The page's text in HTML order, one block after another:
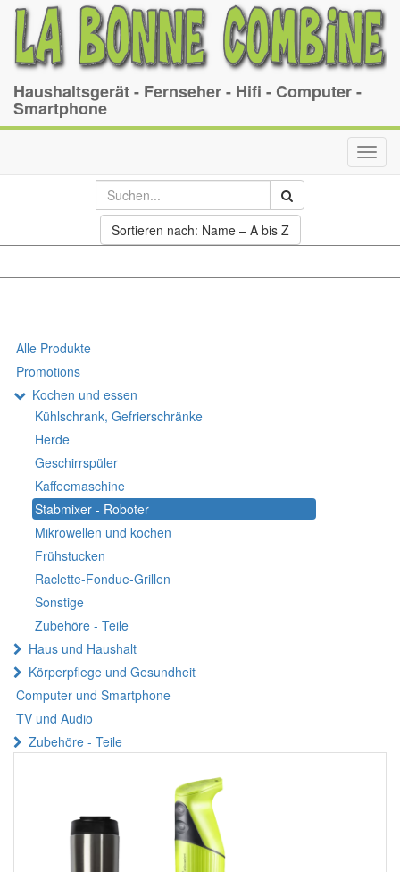
Haushaltsgerät - Fernseher - Hifi - Computer -
Smartphone
Sortieren nach: Name – A bis Z
Alle Produkte
Promotions
Kochen und essen
Kühlschrank, Gefrierschränke
Herde
Geschirrspüler
Kaffeemaschine
Stabmixer - Roboter
Mikrowellen und kochen
Frühstucken
Raclette-Fondue-Grillen
Sonstige
Zubehöre - Teile
Haus und Haushalt
Körperpflege und Gesundheit
Computer und Smartphone
TV und Audio
Zubehöre - Teile